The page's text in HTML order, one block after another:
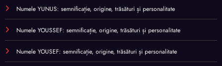
Numele YUNUS: semnificație, origine, trăsături și personalitate
Numele YOUSSEF: semnificație, origine, trăsături și personalitate
Numele YOUSEF: semnificație, origine, trăsături și personalitate